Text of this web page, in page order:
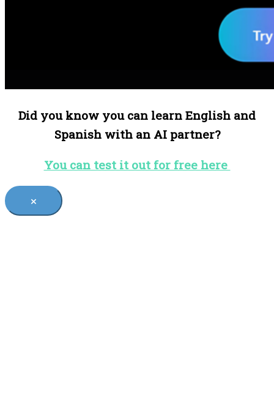
Did you know you can learn English and
Spanish with an AI partner?
You can test it out for free here
×